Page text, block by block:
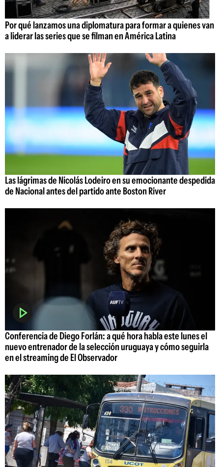
Por qué lanzamos una diplomatura para formar a quienes van
a liderar las series que se filman en América Latina
Las lágrimas de Nicolás Lodeiro en su emocionante despedida
de Nacional antes del partido ante Boston River
Conferencia de Diego Forlán: a qué hora habla este lunes el
nuevo entrenador de la selección uruguaya y cómo seguirla
en el streaming de El Observador